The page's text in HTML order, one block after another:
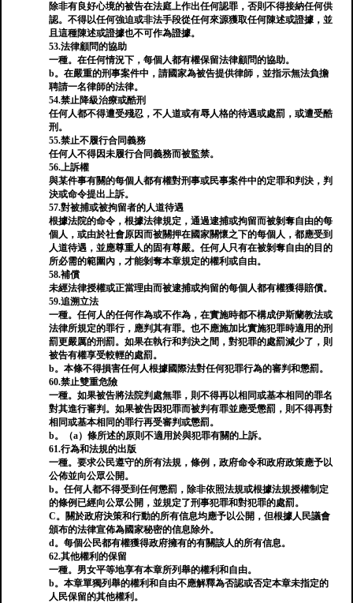
除非有良好心境的被告在法庭上作出任何認罪，否則不得接納任何供
認。不得以任何強迫或非法手段從任何來源獲取任何陳述或證據，並
且這種陳述或證據也不可作為證據。
53.法律顧問的協助
一種。在任何情況下，每個人都有權保留法律顧問的協助。
b。在嚴重的刑事案件中，請國家為被告提供律師，並指示無法負擔
聘請一名律師的法律。
54.禁止降級治療或酷刑
任何人都不得遭受殘忍，不人道或有辱人格的待遇或處罰，或遭受酷
刑。
55.禁止不履行合同義務
任何人不得因未履行合同義務而被監禁。
56.上訴權
與某件事有關的每個人都有權對刑事或民事案件中的定罪和判決，判
決或命令提出上訴。
57.對被捕或被拘留者的人道待遇
根據法院的命令，根據法律規定，通過逮捕或拘留而被剝奪自由的每
個人，或由於社會原因而被關押在國家關懷之下的每個人，都應受到
人道待遇，並應尊重人的固有尊嚴。任何人只有在被剝奪自由的目的
所必需的範圍內，才能剝奪本章規定的權利或自由。
58.補償
未經法律授權或正當理由而被逮捕或拘留的每個人都有權獲得賠償。
59.追溯立法
一種。任何人的任何作為或不作為，在實施時都不構成伊斯蘭教法或
法律所規定的罪行，應判其有罪。也不應施加比實施犯罪時適用的刑
罰更嚴厲的刑罰。如果在執行和判決之間，對犯罪的處罰減少了，則
被告有權享受較輕的處罰。
b。本條不得損害任何人根據國際法對任何犯罪行為的審判和懲罰。
60.禁止雙重危險
一種。如果被告將法院判處無罪，則不得再以相同或基本相同的罪名
對其進行審判。如果被告因犯罪而被判有罪並應受懲罰，則不得再對
相同或基本相同的罪行再受審判或懲罰。
b。（a）條所述的原則不適用於與犯罪有關的上訴。
61.行為和法規的出版
一種。要求公民遵守的所有法規，條例，政府命令和政府政策應予以
公佈並向公眾公開。
b。任何人都不得受到任何懲罰，除非依照法規或根據法規授權制定
的條例已經向公眾公開，並規定了刑事犯罪和對犯罪的處罰。
C。關於政府決策和行動的所有信息均應予以公開，但根據人民議會
頒布的法律宣佈為國家秘密的信息除外。
d。每個公民都有權獲得政府擁有的有關該人的所有信息。
62.其他權利的保留
一種。男女平等地享有本章所列舉的權利和自由。
b。本章單獨列舉的權利和自由不應解釋為否認或否定本章未指定的
人民保留的其他權利。